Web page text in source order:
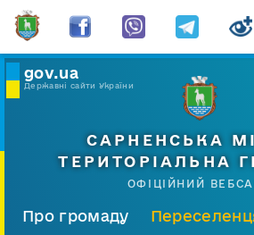
gov.ua
Державні сайти України
САРНЕНСЬКА
ТЕРИТОРІАЛЬНА
ОФІЦІЙНИЙ
Про громаду